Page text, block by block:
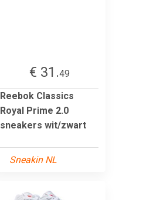
€ 31.49
Reebok Classics
Royal Prime 2.0
sneakers wit/zwart
Sneakin NL